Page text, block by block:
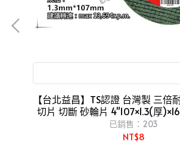
【台北益昌】TS認證 台灣製 三倍
切片 切斷 砂輪片 4"107×1.3(厚
全
已銷售：203
NT$8